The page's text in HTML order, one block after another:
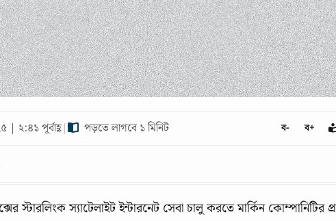
| ২:৪১ পূর্বাহ্ণ| পড়তে লাগবে ১ মিনিট ব- ব+
স্টারলিংক স্যাটেলাইট ইন্টারনেট সেবা চালু করতে মার্কিন কোম্পানিটির